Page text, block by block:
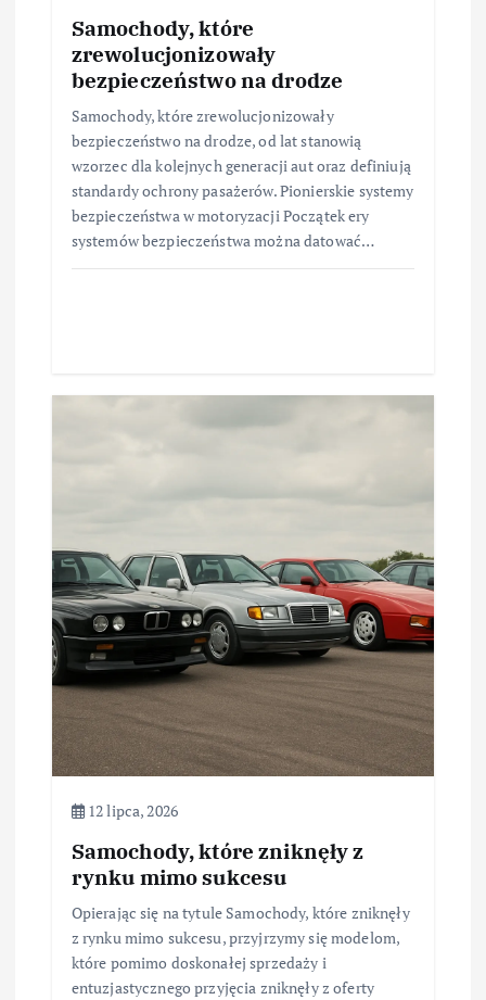
Samochody, które
zrewolucjonizowały
bezpieczeństwo na drodze
Samochody, które zrewolucjonizowały
bezpieczeństwo na drodze, od lat stanowią
wzorzec dla kolejnych generacji aut oraz definiują
standardy ochrony pasażerów. Pionierskie systemy
bezpieczeństwa w motoryzacji Początek ery
systemów bezpieczeństwa można datować…
12 lipca, 2026
Samochody, które zniknęły z
rynku mimo sukcesu
Opierając się na tytule Samochody, które zniknęły
z rynku mimo sukcesu, przyjrzymy się modelom,
które pomimo doskonałej sprzedaży i
entuzjastycznego przyjęcia zniknęły z oferty